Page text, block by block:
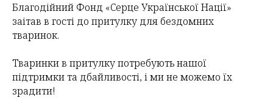
Благодійний Фонд «Серце Української Нації»
заітав в гості до притулку для бездомних
тваринок.
Тваринки в притулку потребують нашої
підтримки та дбайливості, і ми не можемо їх
зрадити!